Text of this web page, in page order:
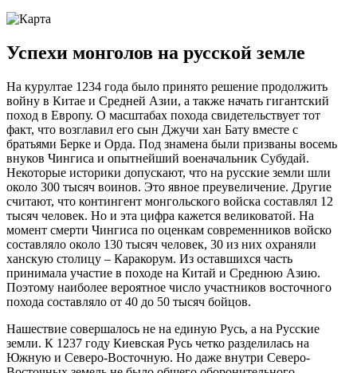
Успехи монголов на русской земле
На курултае 1234 года было принято решение продолжить
войну в Китае и Средней Азии, а также начать гигантский
поход в Европу. О масштабах похода свидетельствует тот
факт, что возглавил его сын Джучи хан Бату вместе с
братьями Берке и Орда. Под знамена были призваны восемь
внуков Чингиса и опытнейший военачальник Субудай.
Некоторые историки допускают, что на русские земли шли
около 300 тысяч воинов. Это явное преувеличение. Другие
считают, что контингент монгольского войска составлял 12
тысяч человек. Но и эта цифра кажется великоватой. На
момент смерти Чингиса по оценкам современников войско
составляло около 130 тысяч человек, 30 из них охраняли
ханскую столицу – Каракорум. Из оставшихся часть
принимала участие в походе на Китай и Среднюю Азию.
Поэтому наиболее вероятное число участников восточного
похода составляло от 40 до 50 тысяч бойцов.
Нашествие совершалось не на единую Русь, а на Русские
земли. К 1237 году Киевская Русь четко разделилась на
Южную и Северо-Восточную. Но даже внутри Северо-